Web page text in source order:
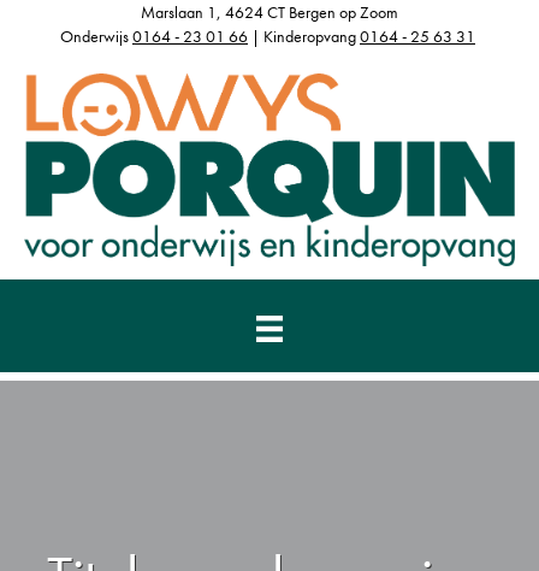
Marslaan 1, 4624 CT Bergen op Zoom
Onderwijs0164 - 23 01 66 | Kinderopvang0164 - 25 63 31